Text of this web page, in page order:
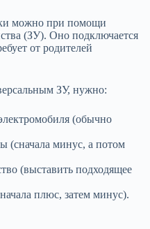
можно при помощи
(ЗУ). Оно подключается
от родителей
ЗУ, нужно:
(обычно
(сначала минус, а потом
(выставить подходящее
плюс, затем минус).